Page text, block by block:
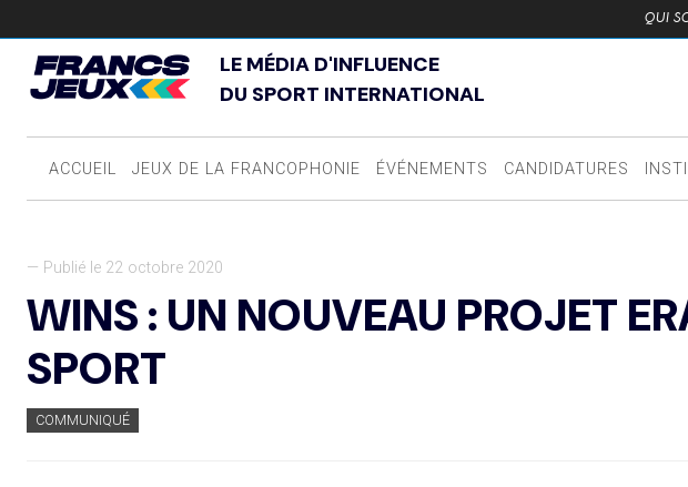
QUI
LE MÉDIA D'INFLUENCE
DU SPORT INTERNATIONAL
ACCUEIL JEUX DE LA FRANCOPHONIE ÉVÉNEMENTS CANDIDATURES
— Publié le 22 octobre 2020
WINS : UN NOUVEAU PROJET
SPORT
COMMUNIQUÉ